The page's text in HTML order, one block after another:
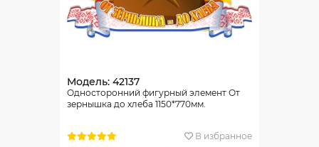
Модель: 42137
Односторонний фигурный элемент От
зернышка до хлеба 1150*770мм.
В избранное